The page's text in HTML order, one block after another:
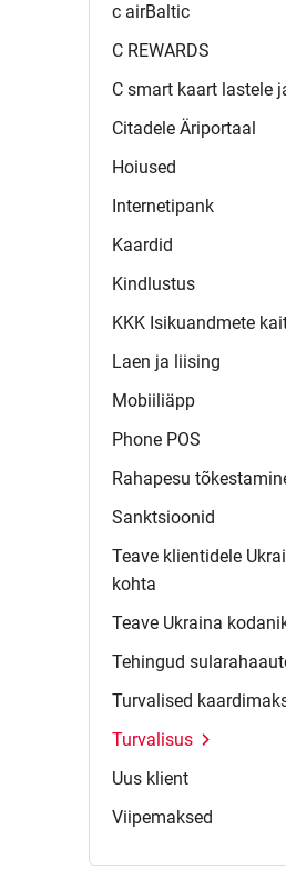
c airBaltic
C REWARDS
C smart kaart lastele
Citadele Äriportaal
Hoiused
Internetipank
Kaardid
Kindlustus
KKK Isikuandmete
Laen ja liising
Mobiiliäpp
Phone POS
Rahapesu
Sanktsioonid
Teave klientidele
kohta
Teave Ukraina
Tehingud
Turvalised
Turvalisus
Uus klient
Viipemaksed